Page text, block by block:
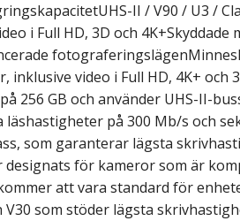
II / V90 / U3 /
i Full HD, 3D och 4K+Skyddade
video i Full HD, 4K+ och
256 GB och använder UHS-II-
på 300 Mb/s och
som garanterar lägsta
för kameror som är
att vara standard för
som stöder lägsta